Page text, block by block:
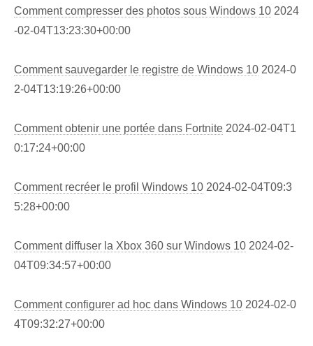
Comment compresser des photos sous Windows 10 2024
-02-04T13:23:30+00:00
Comment sauvegarder le registre de Windows 10 2024-0
2-04T13:19:26+00:00
Comment obtenir une portée dans Fortnite 2024-02-04T1
0:17:24+00:00
Comment recréer le profil Windows 10 2024-02-04T09:3
5:28+00:00
Comment diffuser la Xbox 360 sur Windows 10 2024-02-
04T09:34:57+00:00
Comment configurer ad hoc dans Windows 10 2024-02-0
4T09:32:27+00:00